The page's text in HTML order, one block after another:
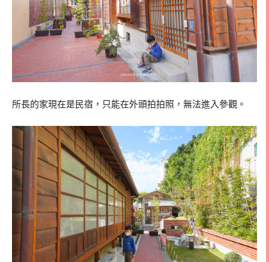
所長的家現在是民宿，只能在外頭拍拍照，無法進入參觀。